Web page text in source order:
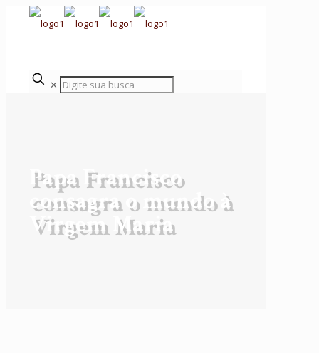
✕
Papa Francisco
consagra o mundo à
Virgem Maria